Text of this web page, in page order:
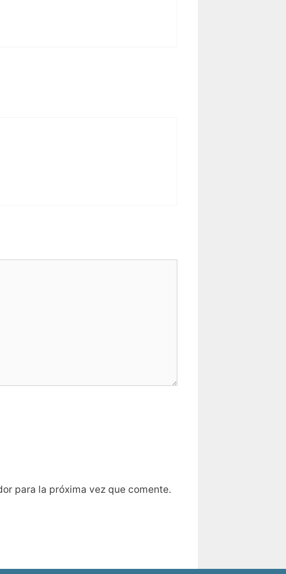
para la próxima vez que comente.